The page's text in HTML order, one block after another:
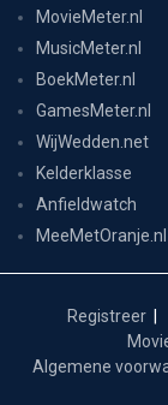
MovieMeter.nl
MusicMeter.nl
BoekMeter.nl
GamesMeter.nl
WijWedden.net
Kelderklasse
Anfieldwatch
MeeMetOranje.nl
Registreer
Algemene